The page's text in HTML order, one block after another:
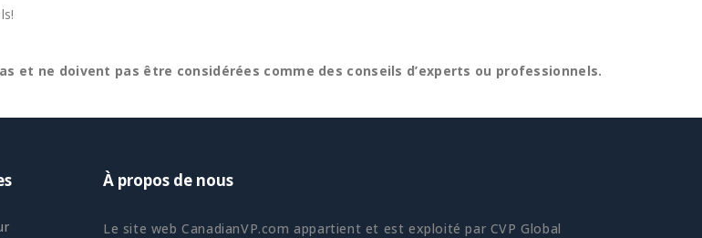
et ne doivent pas être considérées comme des conseils d’experts ou professionnels.
À propos de nous
Le site web CanadianVP.com appartient et est exploité par CVP Global